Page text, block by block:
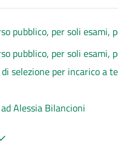
pubblico, per soli
pubblico, per soli
selezione per incarico a
Alessia Bilancioni